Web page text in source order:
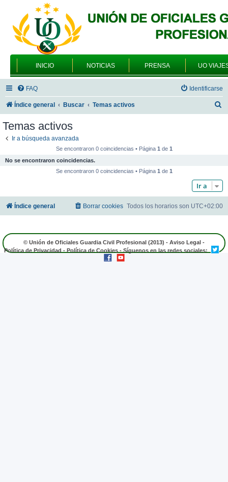
INICIO NOTICIAS PRENSA UO
FAQ Identificarse
Índice general Buscar Temas activos
Temas activos
Ir a búsqueda avanzada
Se encontraron 0 coincidencias • Página 1de 1
No se encontraron coincidencias.
Se encontraron 0 coincidencias • Página 1de 1
Ir a
Índice general Todos los horarios son UTC+02:00
Borrar cookies
© Unión de Oficiales Guardia Civil Profesional (2013) - Aviso Legal -
Política de Privacidad-Política de Cookies- Síguenos en las redes sociales: